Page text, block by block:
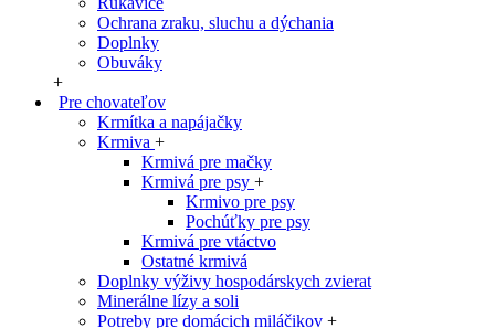
Ochrana zraku, sluchu a dýchania
Doplnky
Obuváky
+
Pre chovateľov
Krmítka a napájačky
Krmiva +
Krmivá pre mačky
Krmivá pre psy +
Krmivo pre psy
Pochúťky pre psy
Krmivá pre vtáctvo
Ostatné krmivá
Doplnky výživy hospodárskych zvierat
Minerálne lízy a soli
Potreby pre domácich miláčikov +